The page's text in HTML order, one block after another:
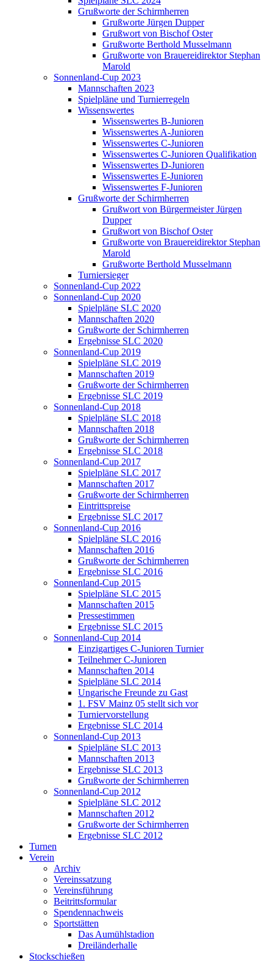
Grußworte der Schirmherren
Grußworte Jürgen Dupper
Grußwort von Bischof Oster
Grußworte Berthold Musselmann
Grußworte von Brauereidirektor Stephan
Marold
Sonnenland-Cup 2023
Mannschaften 2023
Spielpläne und Turnierregeln
Wissenswertes
Wissenswertes B-Junioren
Wissenswertes A-Junioren
Wissenswertes C-Junioren
Wissenswertes C-Junioren Qualifikation
Wissenswertes D-Junioren
Wissenswertes E-Junioren
Wissenswertes F-Junioren
Grußworte der Schirmherren
Grußwort von Bürgermeister Jürgen
Dupper
Grußwort von Bischof Oster
Grußworte von Brauereidirektor Stephan
Marold
Grußworte Berthold Musselmann
Turniersieger
Sonnenland-Cup 2022
Sonnenland-Cup 2020
Spielpläne SLC 2020
Mannschaften 2020
Grußworte der Schirmherren
Ergebnisse SLC 2020
Sonnenland-Cup 2019
Spielpläne SLC 2019
Mannschaften 2019
Grußworte der Schirmherren
Ergebnisse SLC 2019
Sonnenland-Cup 2018
Spielpläne SLC 2018
Mannschaften 2018
Grußworte der Schirmherren
Ergebnisse SLC 2018
Sonnenland-Cup 2017
Spielpläne SLC 2017
Mannschaften 2017
Grußworte der Schirmherren
Eintrittspreise
Ergebnisse SLC 2017
Sonnenland-Cup 2016
Spielpläne SLC 2016
Mannschaften 2016
Grußworte der Schirmherren
Ergebnisse SLC 2016
Sonnenland-Cup 2015
Spielpläne SLC 2015
Mannschaften 2015
Pressestimmen
Ergebnisse SLC 2015
Sonnenland-Cup 2014
Einzigartiges C-Junioren Turnier
Teilnehmer C-Junioren
Mannschaften 2014
Spielpläne SLC 2014
Ungarische Freunde zu Gast
1. FSV Mainz 05 stellt sich vor
Turniervorstellung
Ergebnisse SLC 2014
Sonnenland-Cup 2013
Spielpläne SLC 2013
Mannschaften 2013
Ergebnisse SLC 2013
Grußworte der Schirmherren
Sonnenland-Cup 2012
Spielpläne SLC 2012
Mannschaften 2012
Grußworte der Schirmherren
Ergebnisse SLC 2012
Turnen
Verein
Archiv
Vereinssatzung
Vereinsführung
Beitrittsformular
Spendennachweis
Sportstätten
Das Aumühlstadion
Dreiländerhalle
Stockschießen